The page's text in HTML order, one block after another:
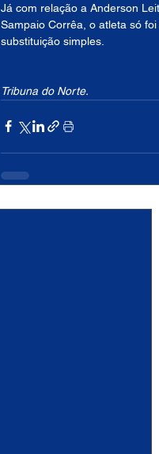
Já com relação a Anderson
Sampaio Corrêa, o atleta só
substituição simples.
Tribuna do Norte.